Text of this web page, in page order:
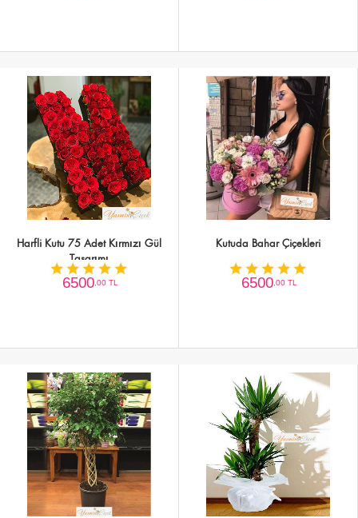
Harfli Kutu 75 Adet Kırmızı Gül
Tasarımı
6500,00 TL
Kutuda Bahar Çiçekleri
6500,00 TL